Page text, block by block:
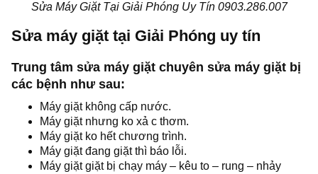
Sửa Máy Giặt Tại Giải Phóng Uy Tín 0903.286.007
Sửa máy giặt tại Giải Phóng uy tín
Trung tâm sửa máy giặt chuyên sửa máy giặt bị
các bệnh như sau:
Máy giặt không cấp nước.
Máy giặt nhưng ko xả c thơm.
Máy giặt ko hết chương trình.
Máy giặt đang giặt thì báo lỗi.
Máy giặt giặt bị chạy máy – kêu to – rung – nhảy